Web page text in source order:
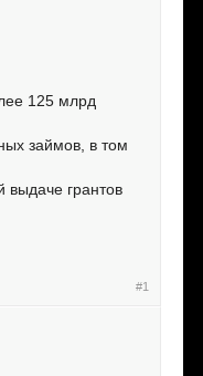
125 млрд
займов, в том
выдаче грантов
#1